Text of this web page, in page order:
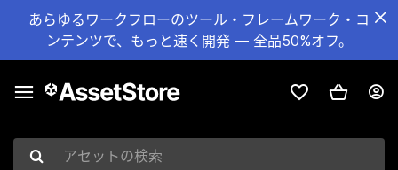
あらゆるワークフローのツール・フレームワーク・コ
ンテンツで、もっと速く開発 — 全品50%オフ。
アセットの検索